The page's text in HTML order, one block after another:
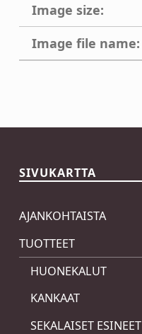
Image size:
Image file name:
SIVUKARTTA
AJANKOHTAISTA
TUOTTEET
HUONEKALUT
KANKAAT
SEKALAISET ESINEET